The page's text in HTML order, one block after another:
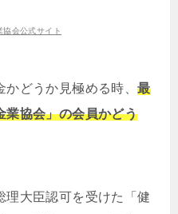
協会公式サイト
かどうか見極める時、最
業協会」の会員かどう
理大臣認可を受けた「健